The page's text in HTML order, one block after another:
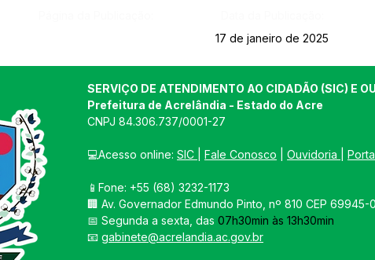
17 de janeiro de 2025
SERVIÇO DE ATENDIMENTO AO CIDADÃO (SIC) E
Prefeitura de Acrelândia - Estado do Acre
CNPJ 84.306.737/0001-27
💻Acesso online: SIC Fale Conosco Ouvidoria
📱Fone: +55 (68) 3232-1173
🏢 Av. Governador Edmundo Pinto, nº 810 CEP
📅 Segunda a sexta, das 07h30min às 13h30min
📧 gabinete@acrelandia.ac.gov.br